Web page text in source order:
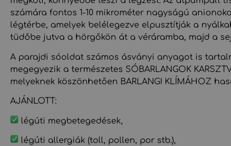
számára fontos 1-10 mikrométer nagyságú
légtérbe, amelyek belélegezve elpusztítják a
tüdőbe jutva a hörgőkön át a véráramba, majd a
A parajdi sóoldat számos ásványi anyagot is
megegyezik a természetes SÓBARLANGOK
melyeknek köszönhetően BARLANGI KLÍMÁHOZ
AJÁNLOTT:
légúti megbetegedések,
légúti allergiák (toll, pollen, por stb.),